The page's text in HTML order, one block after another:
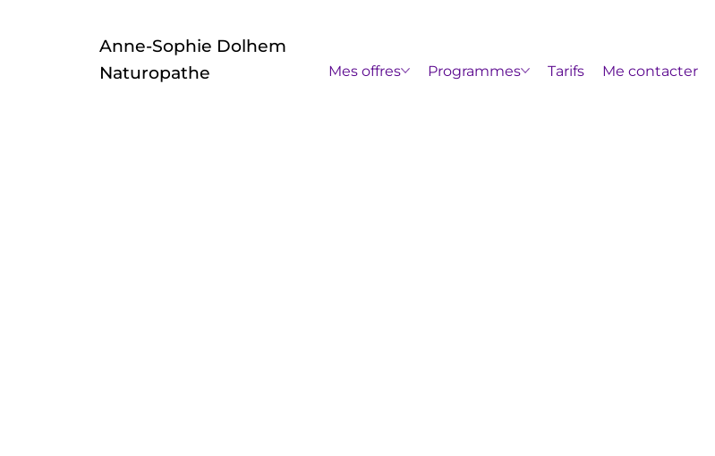
Anne-Sophie Dolhem
Naturopathe
Mes offres Programmes Tarifs Me contacter